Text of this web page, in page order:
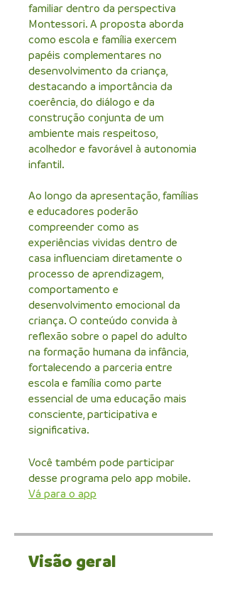
familiar dentro da perspectiva
Montessori. A proposta aborda
como escola e família exercem
papéis complementares no
desenvolvimento da criança,
destacando a importância da
coerência, do diálogo e da
construção conjunta de um
ambiente mais respeitoso,
acolhedor e favorável à autonomia
infantil.
Ao longo da apresentação, famílias
e educadores poderão
compreender como as
experiências vividas dentro de
casa influenciam diretamente o
processo de aprendizagem,
comportamento e
desenvolvimento emocional da
criança. O conteúdo convida à
reflexão sobre o papel do adulto
na formação humana da infância,
fortalecendo a parceria entre
escola e família como parte
essencial de uma educação mais
consciente, participativa e
significativa.
Você também pode participar
desse programa pelo app mobile.
Vá para o app
Visão geral